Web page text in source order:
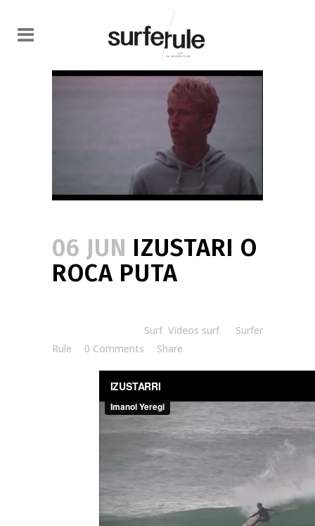
06 JUN IZUSTARI O
ROCA PUTA
Surf Vídeos surf
Surfer
Rule
0 Comments Share